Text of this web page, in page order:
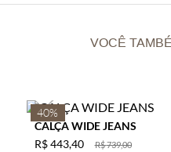
VOCÊ
40%
CALÇA WIDE JEANS
R$739,00
R$ 443,40